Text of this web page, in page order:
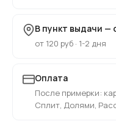
В пункт выдачи —
от 120 руб · 1-2 дня
Оплата
После примерки:
Сплит, Долями,